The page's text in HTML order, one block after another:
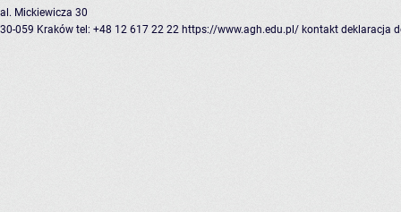
al. Mickiewicza 30
30-059 Kraków tel: +48 12 617 22 22 https://www.agh.edu.pl/ kontakt deklaracja